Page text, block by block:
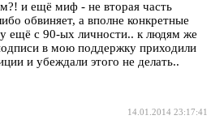
и ещё миф - не вторая часть
обвиняет, а вполне конкретные
ещё с 90-ых личности.. к людям же
в мою поддержку приходили
и убеждали этого не делать..
14.01.2014 23:17:41